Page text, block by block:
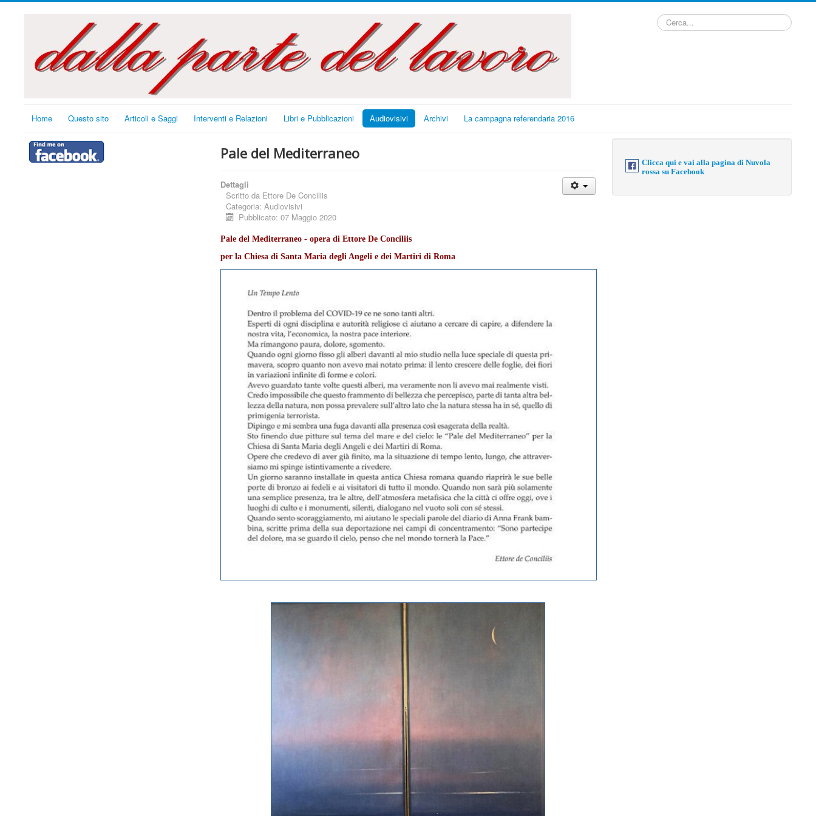
Cerca...
Home Questo sito Articoli e Saggi Interventi e Relazioni Libri e Pubblicazioni Audiovisivi Archivi La campagna referendaria 2016
Pale del Mediterraneo
Dettagli
Scritto da Ettore De Conciliis
Categoria: Audiovisivi
Pubblicato: 07 Maggio 2020
Pale del Mediterraneo - opera di Ettore De Conciliis
per la Chiesa di Santa Maria degli Angeli e dei Martiri di Roma
Clicca qui e vai alla pagina di Nuvola
rossa su Facebook